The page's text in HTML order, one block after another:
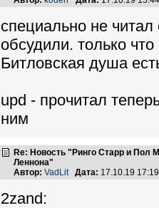
специально не читал
обсудили. только
Битловская душа
upd - прочитал
ним
Re: Новость "Ринго Старр и Пол
Леннона"
Автор: VadLit Дата: 17.10.19
2zand: